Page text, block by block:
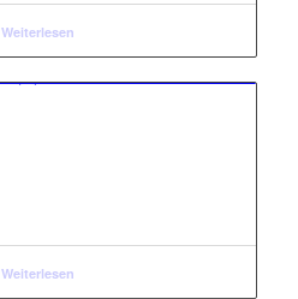
Weiterlesen
Weiterlesen